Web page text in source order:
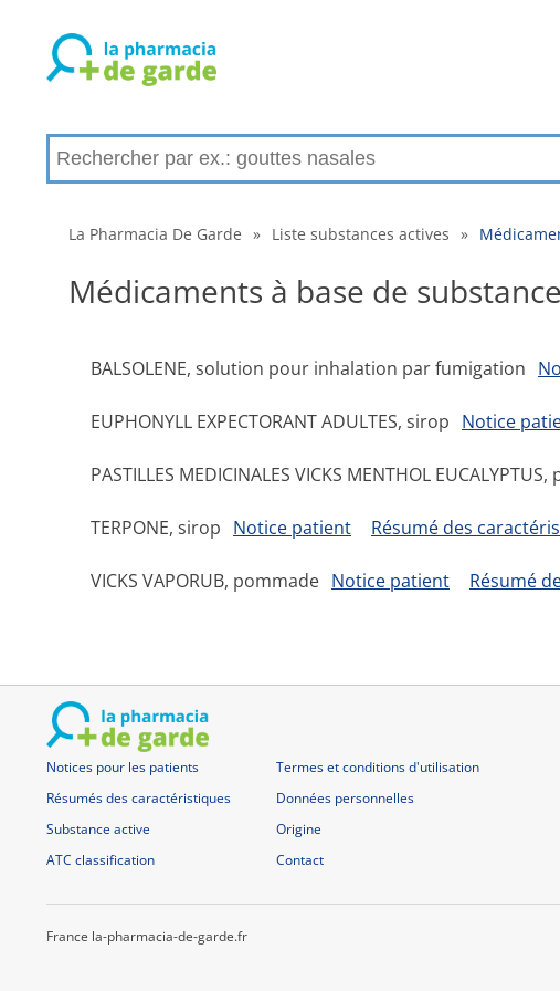
La Pharmacia De Garde » Liste substances actives »
Médicaments à base de
BALSOLENE, solution pour inhalation par fumigation
EUPHONYLL EXPECTORANT ADULTES, sirop Notice
PASTILLES MEDICINALES VICKS MENTHOL
TERPONE, sirop Notice patient Résumé des
VICKS VAPORUB, pommade Notice patient Résumé
Notices pour les patients
Résumés des caractéristiques
Substance active
ATC classification
Termes et conditions d'utilisation
Données personnelles
Origine
Contact
France la-pharmacia-de-garde.fr